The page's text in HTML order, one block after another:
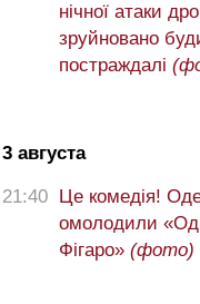
нічної атаки
зруйновано
постраждалі
3 августа
21:40
Це комедія!
омолодили
Фігаро» (фото)